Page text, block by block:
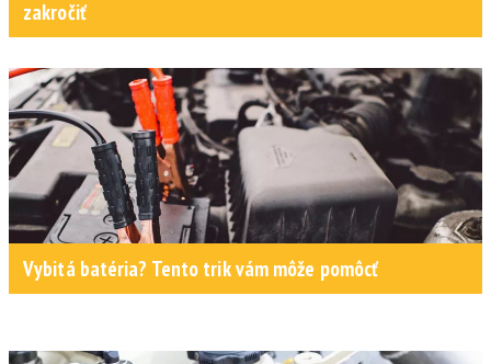
zakročiť
Vybitá batéria? Tento trik vám môže pomôcť